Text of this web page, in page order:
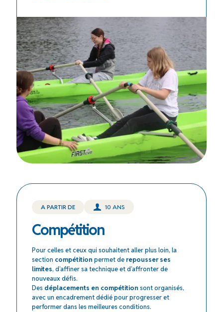
A PARTIR DE 10 ANS
Compétition
Pour celles et ceux qui souhaitent aller plus loin, la
section compétition permet de repousser ses
limites, d’affiner sa technique et d’affronter de
nouveaux défis.
Des déplacements en compétition sont organisés,
avec un encadrement dédié pour progresser et
performer dans les meilleures conditions.